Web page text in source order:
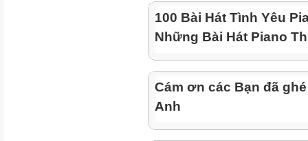
100 Bài Hát Tình Yêu
Những Bài Hát Piano
Cám ơn các Bạn đã
Anh